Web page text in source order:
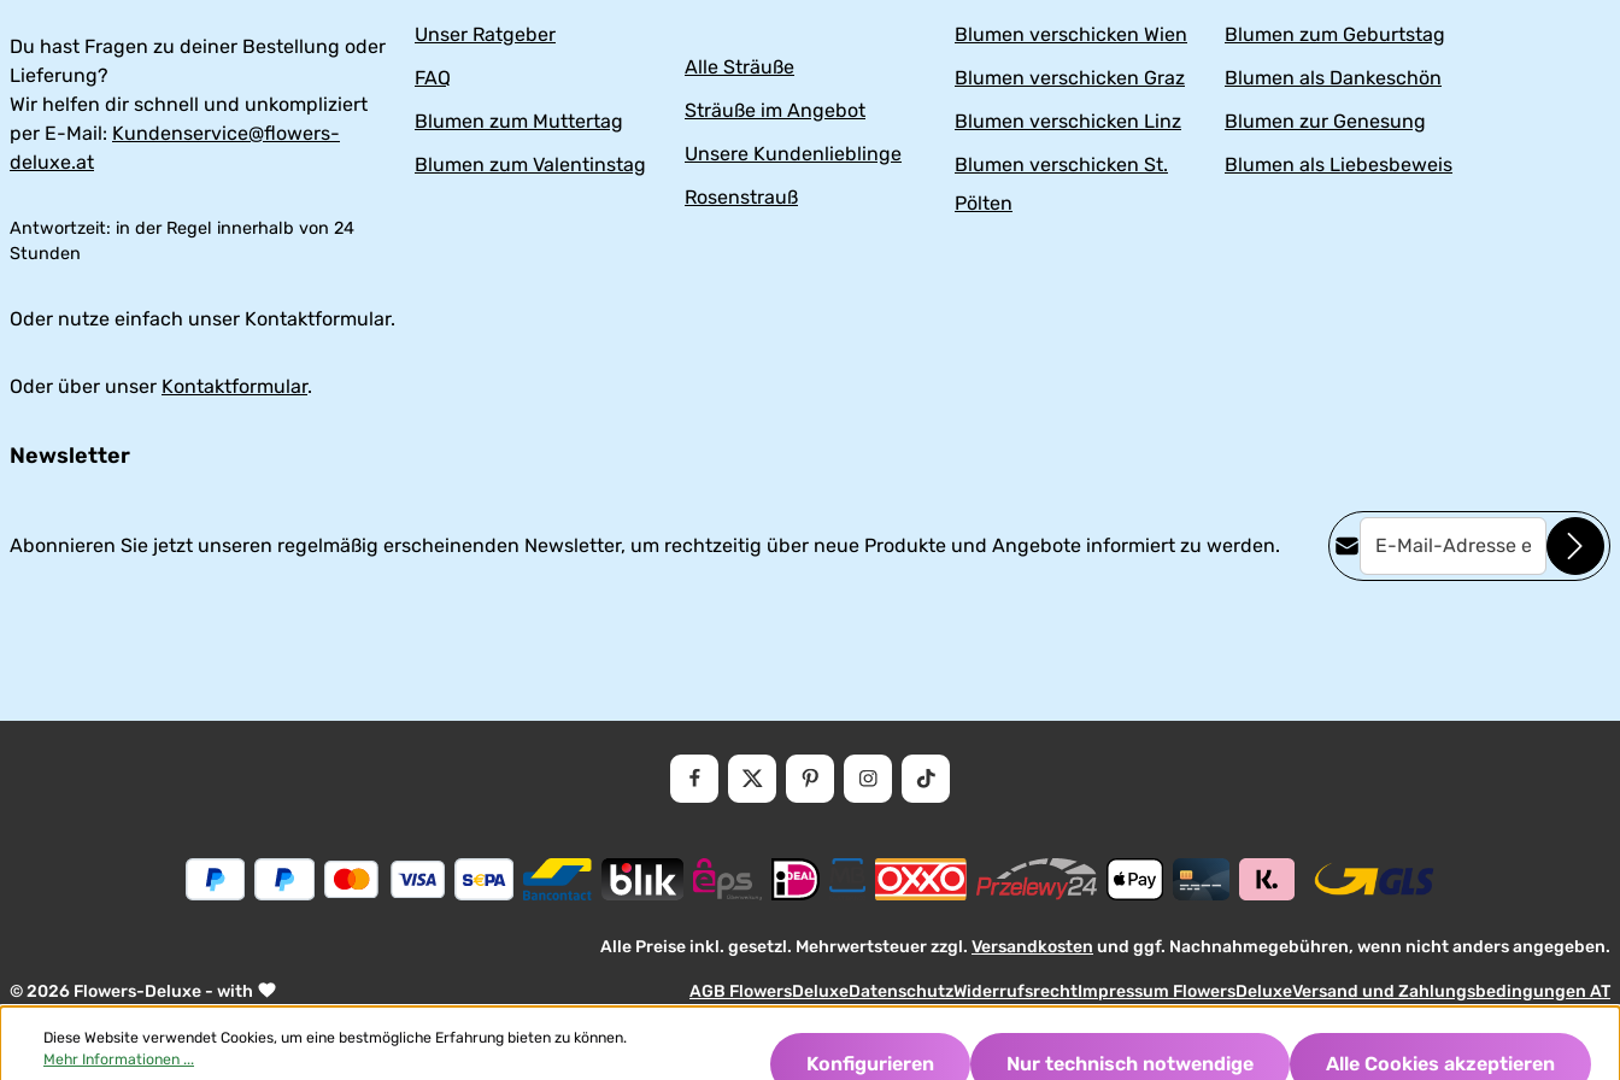
Du hast Fragen zu deiner Bestellung oder
Lieferung?
Wir helfen dir schnell und unkompliziert
per E-Mail: Kundenservice@flowers-
deluxe.at
Antwortzeit: in der Regel innerhalb von 24
Stunden
Oder nutze einfach unser Kontaktformular.
Oder über unser Kontaktformular.
Unser Ratgeber
FAQ
Blumen zum Muttertag
Blumen zum Valentinstag
Alle Sträuße
Sträuße im Angebot
Unsere Kundenlieblinge
Rosenstrauß
Blumen verschicken Wien
Blumen verschicken Graz
Blumen verschicken Linz
Blumen verschicken St.
Pölten
Blumen zum Geburtstag
Blumen als Dankeschön
Blumen zur Genesung
Blumen als Liebesbeweis
Newsletter
Abonnieren Sie jetzt unseren regelmäßig erscheinenden Newsletter, um rechtzeitig über neue Produkte und Angebote informiert zu werden.
E-Mail-Adresse*
Alle Preise inkl. gesetzl. Mehrwertsteuer zzgl. Versandkosten und ggf. Nachnahmegebühren, wenn nicht anders angegeben.
© 2026 Flowers-Deluxe - with AGB FlowersDeluxeDatenschutzWiderrufsrechtImpressum FlowersDeluxeVersand und Zahlungsbedingungen AT
Diese Website verwendet Cookies, um eine bestmögliche Erfahrung bieten zu können.
Mehr Informationen ...
Nur technisch notwendige
Konfigurieren Alle Cookies akzeptieren